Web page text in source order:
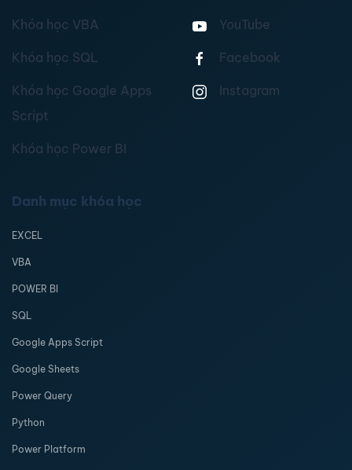
Khóa học VBA
Khóa học SQL
Khóa học Google Apps
Script
Khóa học Power BI
YouTube
Facebook
Instagram
Danh mục khóa học
EXCEL
VBA
POWER BI
SQL
Google Apps Script
Google Sheets
Power Query
Python
Power Platform